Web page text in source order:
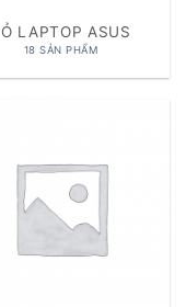
LAPTOP ASUS
18 SẢN PHẨM